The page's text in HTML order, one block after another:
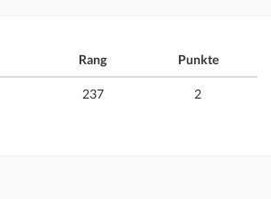
Rang Punkte
237 2